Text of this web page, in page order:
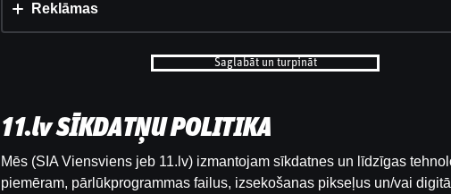
Šai spēlei nav pieejama demo versija. Lūdzu,
pieslēdzies, lai spēlētu ar īstu naudu.
Reklāmas
Saglabāt un turpināt
11.lv SĪKDATŅU POLITIKA
Mēs (SIA Viensviens jeb 11.lv) izmantojam sīkdatnes un līdzīgas
piemēram, pārlūkprogrammas failus, izsekošanas pikseļus un/vai